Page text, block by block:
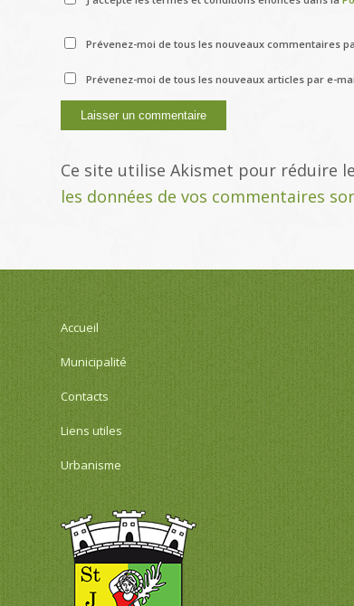
Prévenez-moi de tous les nouveaux commentaires
Prévenez-moi de tous les nouveaux articles par e-
Ce site utilise Akismet pour réduire
les données de vos commentaires
Accueil
Municipalité
Contacts
Liens utiles
Urbanisme